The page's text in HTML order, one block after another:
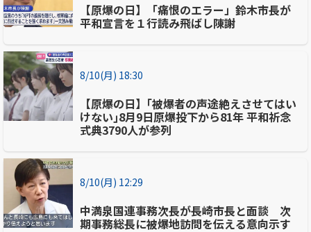
【原爆の日】「痛恨のエラー」鈴木市長が
平和宣言を１行読み飛ばし陳謝
8/10(月) 18:30
【原爆の日】｢被爆者の声途絶えさせてはい
けない｣8月9日原爆投下から81年 平和祈念
式典3790人が参列
8/10(月) 12:29
中満泉国連事務次長が長崎市長と面談 次
期事務総長に被爆地訪問を伝える意向示す